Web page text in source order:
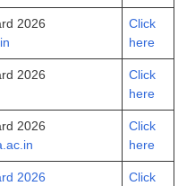
2026
Click
here
2026
Click
here
2026
Click
here
2026
Click